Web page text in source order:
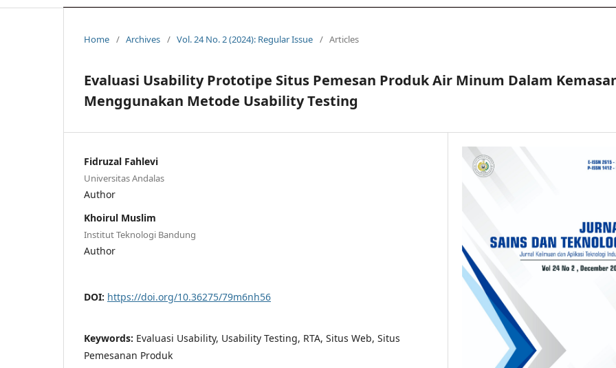
Home / Archives / Vol. 24 No. 2 (2024): Regular Issue / Articles
Evaluasi Usability Prototipe Situs Pemesan Produk Air Minum Dalam
Menggunakan Metode Usability Testing
Fidruzal Fahlevi
Universitas Andalas
Author
Khoirul Muslim
Institut Teknologi Bandung
Author
DOI: https://doi.org/10.36275/79m6nh56
Keywords: Evaluasi Usability, Usability Testing, RTA, Situs Web, Situs
Pemesanan Produk